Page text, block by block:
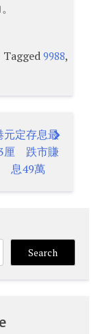
Tagged9988,
元定存息最
厘 跌市賺
息49萬
Search